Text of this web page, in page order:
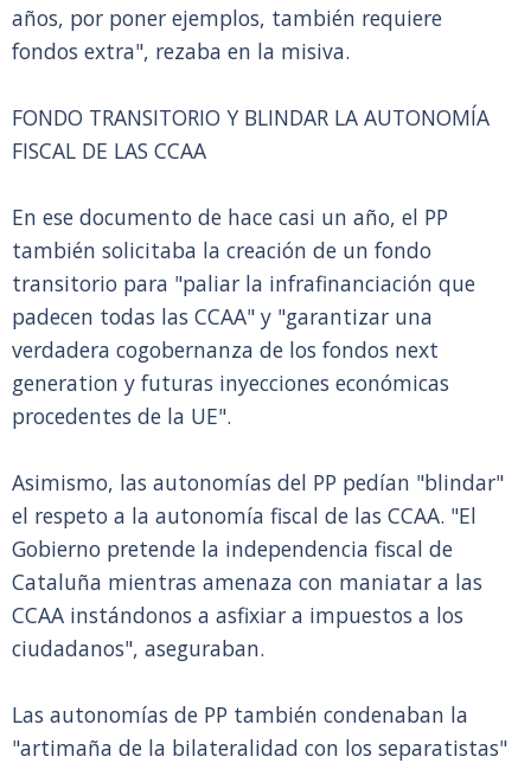
años, por poner ejemplos, también requiere
fondos extra", rezaba en la misiva.
FONDO TRANSITORIO Y BLINDAR LA AUTONOMÍA
FISCAL DE LAS CCAA
En ese documento de hace casi un año, el PP
también solicitaba la creación de un fondo
transitorio para "paliar la infrafinanciación que
padecen todas las CCAA" y "garantizar una
verdadera cogobernanza de los fondos next
generation y futuras inyecciones económicas
procedentes de la UE".
Asimismo, las autonomías del PP pedían "blindar"
el respeto a la autonomía fiscal de las CCAA. "El
Gobierno pretende la independencia fiscal de
Cataluña mientras amenaza con maniatar a las
CCAA instándonos a asfixiar a impuestos a los
ciudadanos", aseguraban.
Las autonomías de PP también condenaban la
"artimaña de la bilateralidad con los separatistas"